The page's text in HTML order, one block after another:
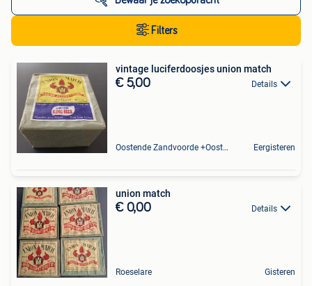
Filters
vintage luciferdoosjes union match
€ 5,00 Details
Oostende Zandvoorde +Oostende Eergisteren
union match
€ 0,00 Details
Roeselare Gisteren